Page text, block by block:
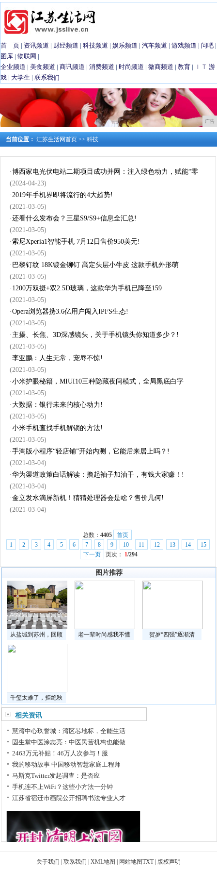
首 页 | 资讯频道 | 财经频道 | 科技频道 | 娱乐频道 | 汽车频道 | 游戏频道 | 问吧 |
图库 | 物联网 |
企业频道 | 美食频道 | 商讯频道 | 消费频道 | 时尚频道 | 微商频道 | 教育 | ＩＴ 游
戏 | 大学生 | 联系我们
广告
当前位置： 江苏生活网首页 >> 科技
·博西家电光伏电站二期项目成功并网：注入绿色动力，赋能“零
(2024-04-23)
·2019年手机界即将流行的4大趋势!
(2021-03-05)
·还看什么发布会？三星S9/S9+信息全汇总!
(2021-03-05)
·索尼Xperia1智能手机 7月12日售价950美元!
(2021-03-05)
· 巴黎钉纹 18K镀金铆钉 高定头层小牛皮 这款手机外形萌
(2021-03-05)
· 1200万双摄+双2.5D玻璃，这款华为手机已降至159
(2021-03-05)
·Opera浏览器携3.6亿用户闯入IPFS生态!
(2021-03-05)
· 主摄、长焦、3D深感镜头，关于手机镜头你知道多少？!
(2021-03-05)
·李亚鹏：人生无常，宠辱不惊!
(2021-03-05)
·小米护眼秘籍，MIUI10三种隐藏夜间模式，全局黑底白字
(2021-03-05)
· 大数据：银行未来的核心动力!
(2021-03-05)
·小米手机查找手机解锁的方法!
(2021-03-05)
·手淘版小程序“轻店铺”开始内测，它能后来居上吗？!
(2021-03-04)
·华为渠道政策白话解读：撸起袖子加油干，有钱大家赚！!
(2021-03-04)
·金立发水滴屏新机！猜猜处理器会是啥？售价几何!
(2021-03-04)
总数： 4405
首页
1
2 3 4 5 6 7 8 9 10 11 12 13 14
15
下一页
页次： 1/294
图片推荐
从盐城到苏州，回顾 老一辈时尚感我不懂 贺岁“四强”逐渐清
千玺太难了，拒绝秋
相关资讯
慧湾中心玖誉城：湾区芯地标，全能生活
固生堂中医涂志亮：中医民营机构也能做
2463万元补贴！46万人次参与！服
我的移动故事 中国移动智慧家庭工程师
马斯克Twitter发起调查：是否应
手机连不上WiFi？这些小方法一分钟
江苏省宿迁市画院公开招聘书法专业人才
关于我们 联系我们 XML地图 网站地图TXT| 版权声明